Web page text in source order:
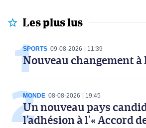
Les plus lus
SPORTS 09-08-2026 11:39
Nouveau changement à
MONDE 08-08-2026 19:45
Un nouveau pays
l’adhésion à l’« Accord